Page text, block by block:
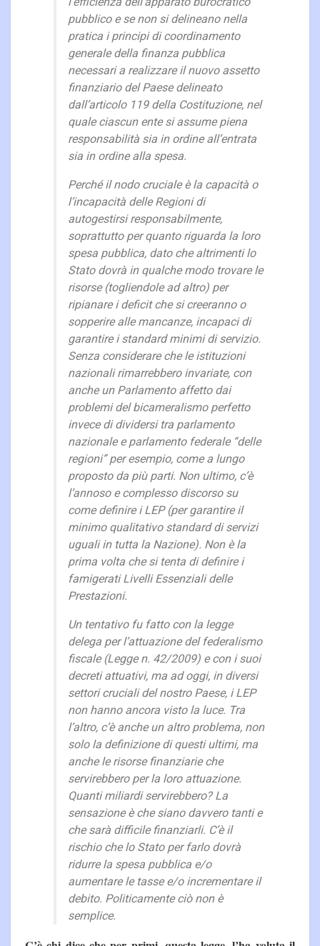
pubblico e se non si delineano nella
pratica i principi di coordinamento
generale della finanza pubblica
necessari a realizzare il nuovo assetto
finanziario del Paese delineato
dall’articolo 119 della Costituzione, nel
quale ciascun ente si assume piena
responsabilità sia in ordine all’entrata
sia in ordine alla spesa.
Perché il nodo cruciale è la capacità o
l’incapacità delle Regioni di
autogestirsi responsabilmente,
soprattutto per quanto riguarda la loro
spesa pubblica, dato che altrimenti lo
Stato dovrà in qualche modo trovare le
risorse (togliendole ad altro) per
ripianare i deficit che si creeranno o
sopperire alle mancanze, incapaci di
garantire i standard minimi di servizio.
Senza considerare che le istituzioni
nazionali rimarrebbero invariate, con
anche un Parlamento affetto dai
problemi del bicameralismo perfetto
invece di dividersi tra parlamento
nazionale e parlamento federale “delle
regioni” per esempio, come a lungo
proposto da più parti. Non ultimo, c’è
l’annoso e complesso discorso su
come definire i LEP (per garantire il
minimo qualitativo standard di servizi
uguali in tutta la Nazione). Non è la
prima volta che si tenta di definire i
famigerati Livelli Essenziali delle
Prestazioni.
Un tentativo fu fatto con la legge
delega per l’attuazione del federalismo
fiscale (Legge n. 42/2009) e con i suoi
decreti attuativi, ma ad oggi, in diversi
settori cruciali del nostro Paese, i LEP
non hanno ancora visto la luce. Tra
l’altro, c’è anche un altro problema, non
solo la definizione di questi ultimi, ma
anche le risorse finanziarie che
servirebbero per la loro attuazione.
Quanti miliardi servirebbero? La
sensazione è che siano davvero tanti e
che sarà difficile finanziarli. C’è il
rischio che lo Stato per farlo dovrà
ridurre la spesa pubblica e/o
aumentare le tasse e/o incrementare il
debito. Politicamente ciò non è
semplice.